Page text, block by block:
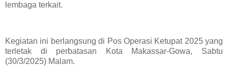
lembaga terkait.
Kegiatan ini berlangsung di Pos Operasi Ketupat 2025 yang
terletak di perbatasan Kota Makassar-Gowa, Sabtu
(30/3/2025) Malam.